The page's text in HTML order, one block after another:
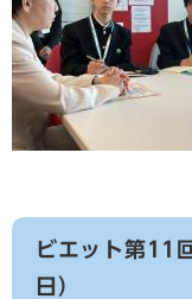
ビエット第11
日）